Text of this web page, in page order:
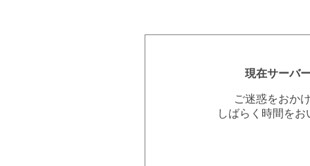
現在サーバ
ご迷惑をおか
しばらく時間を